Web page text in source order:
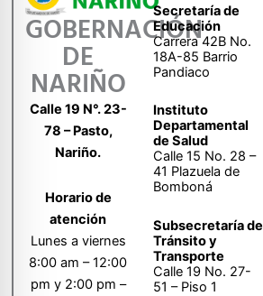
GOBERNACIÓN
DE
NARIÑO
Calle 19 N°. 23-
78 – Pasto,
Nariño.
Horario de
atención
Lunes a viernes
8:00 am – 12:00
pm y 2:00 pm –
Secretaría de
Educación
Carrera 42B No.
18A-85 Barrio
Pandiaco
Instituto
Departamental
de Salud
Calle 15 No. 28 –
41 Plazuela de
Bomboná
Subsecretaría de
Tránsito y
Transporte
Calle 19 No. 27-
51 – Piso 1